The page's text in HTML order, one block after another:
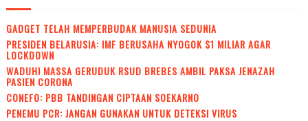
GADGET TELAH MEMPERBUDAK MANUSIA SEDUNIA
PRESIDEN BELARUSIA: IMF BERUSAHA NYOGOK $1 MILIAR AGAR
LOCKDOWN
WADUH! MASSA GERUDUK RSUD BREBES AMBIL PAKSA JENAZAH
PASIEN CORONA
CONEFO: PBB TANDINGAN CIPTAAN SOEKARNO
PENEMU PCR: JANGAN GUNAKAN UNTUK DETEKSI VIRUS